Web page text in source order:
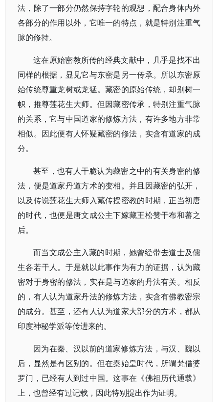
法，除了一部分仍然保持字轮的观想，配合身体内外
各部分的作用以外，它唯一的特点，就是特别注重气
脉的修持。
这在原始密教所传的经典文献中，几乎是找不出
同样的根据，显见它与东密是另一传承。所以东密原
始传统尊重龙树或龙猛。藏密的原始传统，却别树一
帜，推尊莲花生大师。但因藏密传承，特别注重气脉
的关系，它与中国道家的修炼方法，有许多地方非常
相似。因此便有人怀疑藏密的修法，实含有道家的成
分。
甚至，也有人干脆认为藏密之中的有关身密的修
法，便是道家丹道方术的变相。并且因藏密的弘开，
以及传说莲花生大师入藏传授密教的时期，正当初唐
的时代，也便是唐文成公主下嫁藏王松赞干布和蕃之
后。
而当文成公主入藏的时期，她曾经带去道士及儒
生各若干人。于是就以此事作为有力的证据，认为藏
密对于身密的修法，实在是与道家的丹法有关。相反
的，有人认为道家丹法的修炼方法，实含有佛教密宗
的成分。甚至，还有人认为道家大部分的方术，都从
印度神秘学派等传进来的。
因为在秦、汉以前的道家修炼方法，与汉、魏以
后，显然是有区别的。但在秦始皇时代，所谓梵僧婆
罗门，已经有人到过中国。这事在《佛祖历代通载》
上，也曾经有过记载，因此特别提出作为证明。